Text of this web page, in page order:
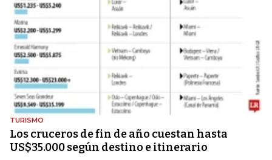
TURISMO
Los cruceros de fin de año cuestan hasta
US$35.000 según destino e itinerario